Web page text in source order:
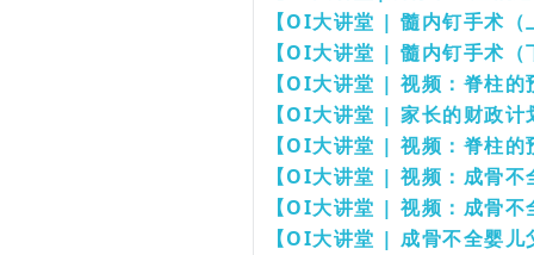
【OI大讲堂 | 髓内钉手术（
【OI大讲堂 | 髓内钉手术（
【OI大讲堂 | 视频：脊柱
【OI大讲堂 | 家长的财政计
【OI大讲堂 | 视频：脊柱的
【OI大讲堂 | 视频：成骨
【OI大讲堂 | 视频：成骨
【OI大讲堂 | 成骨不全婴